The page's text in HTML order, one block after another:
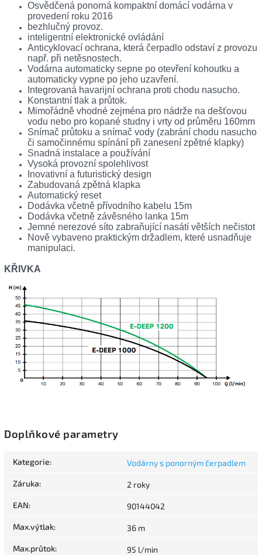
Osvědčená ponorná kompaktní domácí vodárna v
provedení roku 2016
bezhlučný provoz.
inteligentní elektronické ovládání
Anticyklovací ochrana, která čerpadlo odstaví z provozu
např. při netěsnostech.
Vodárna automaticky sepne po otevření kohoutku a
automaticky vypne po jeho uzavření.
Integrovaná havarijní ochrana proti chodu nasucho.
Konstantní tlak a průtok.
Mimořádně vhodné zejména pro nádrže na dešťovou
vodu nebo pro kopané studny i vrty od průměru 160mm
Snímač průtoku a snímač vody (zabrání chodu nasucho
či samočinnému spínání při zanesení zpětné klapky)
Snadná instalace a používání
Vysoká provozní spolehlivost
Inovativní a futuristický design
Zabudovaná zpětná klapka
Automatický reset
Dodávka včetně přívodního kabelu 15m
Dodávka včetně závěsného lanka 15m
Jemné nerezové síto zabraňující nasátí větších nečistot
Nově vybaveno praktickým držadlem, které usnadňuje
manipulaci.
KŘIVKA
Doplňkové parametry
Kategorie: Vodárny s ponorným čerpadlem
Záruka: 2 roky
EAN: 90144042
Max.výtlak: 36 m
Max.průtok: 95 l/min